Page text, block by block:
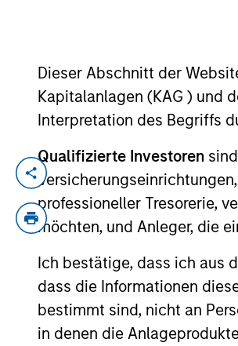
Dieser Abschnitt der
Kapitalanlagen (KAG ) und
Interpretation des Begriffs
Qualifizierte Investoren
professioneller Tresorerie,
möchten, und Anleger, die
Ich bestätige, dass ich aus
dass die Informationen
bestimmt sind, nicht an
in denen die
Cory Babcock is an
focuses on originating
years of relevant
Investments where
Babcock held multiple
underwriting Sponsor-
Marshall College and